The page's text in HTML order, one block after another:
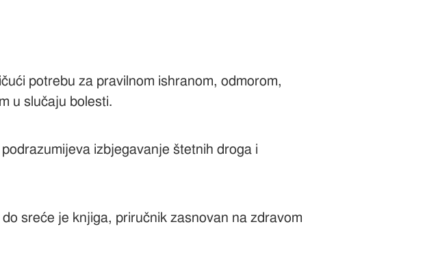
potrebu za pravilnom ishranom, odmorom,
u slučaju bolesti.
izbjegavanje štetnih droga i
sreće je knjiga, priručnik zasnovan na zdravom